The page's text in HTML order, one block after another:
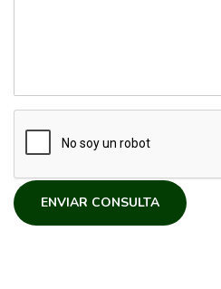
ENVIAR CONSULTA